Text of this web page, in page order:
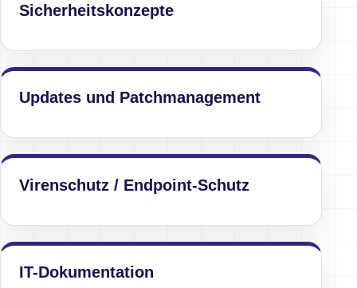
Sicherheitskonzepte
Updates und Patchmanagement
Virenschutz / Endpoint-Schutz
IT-Dokumentation